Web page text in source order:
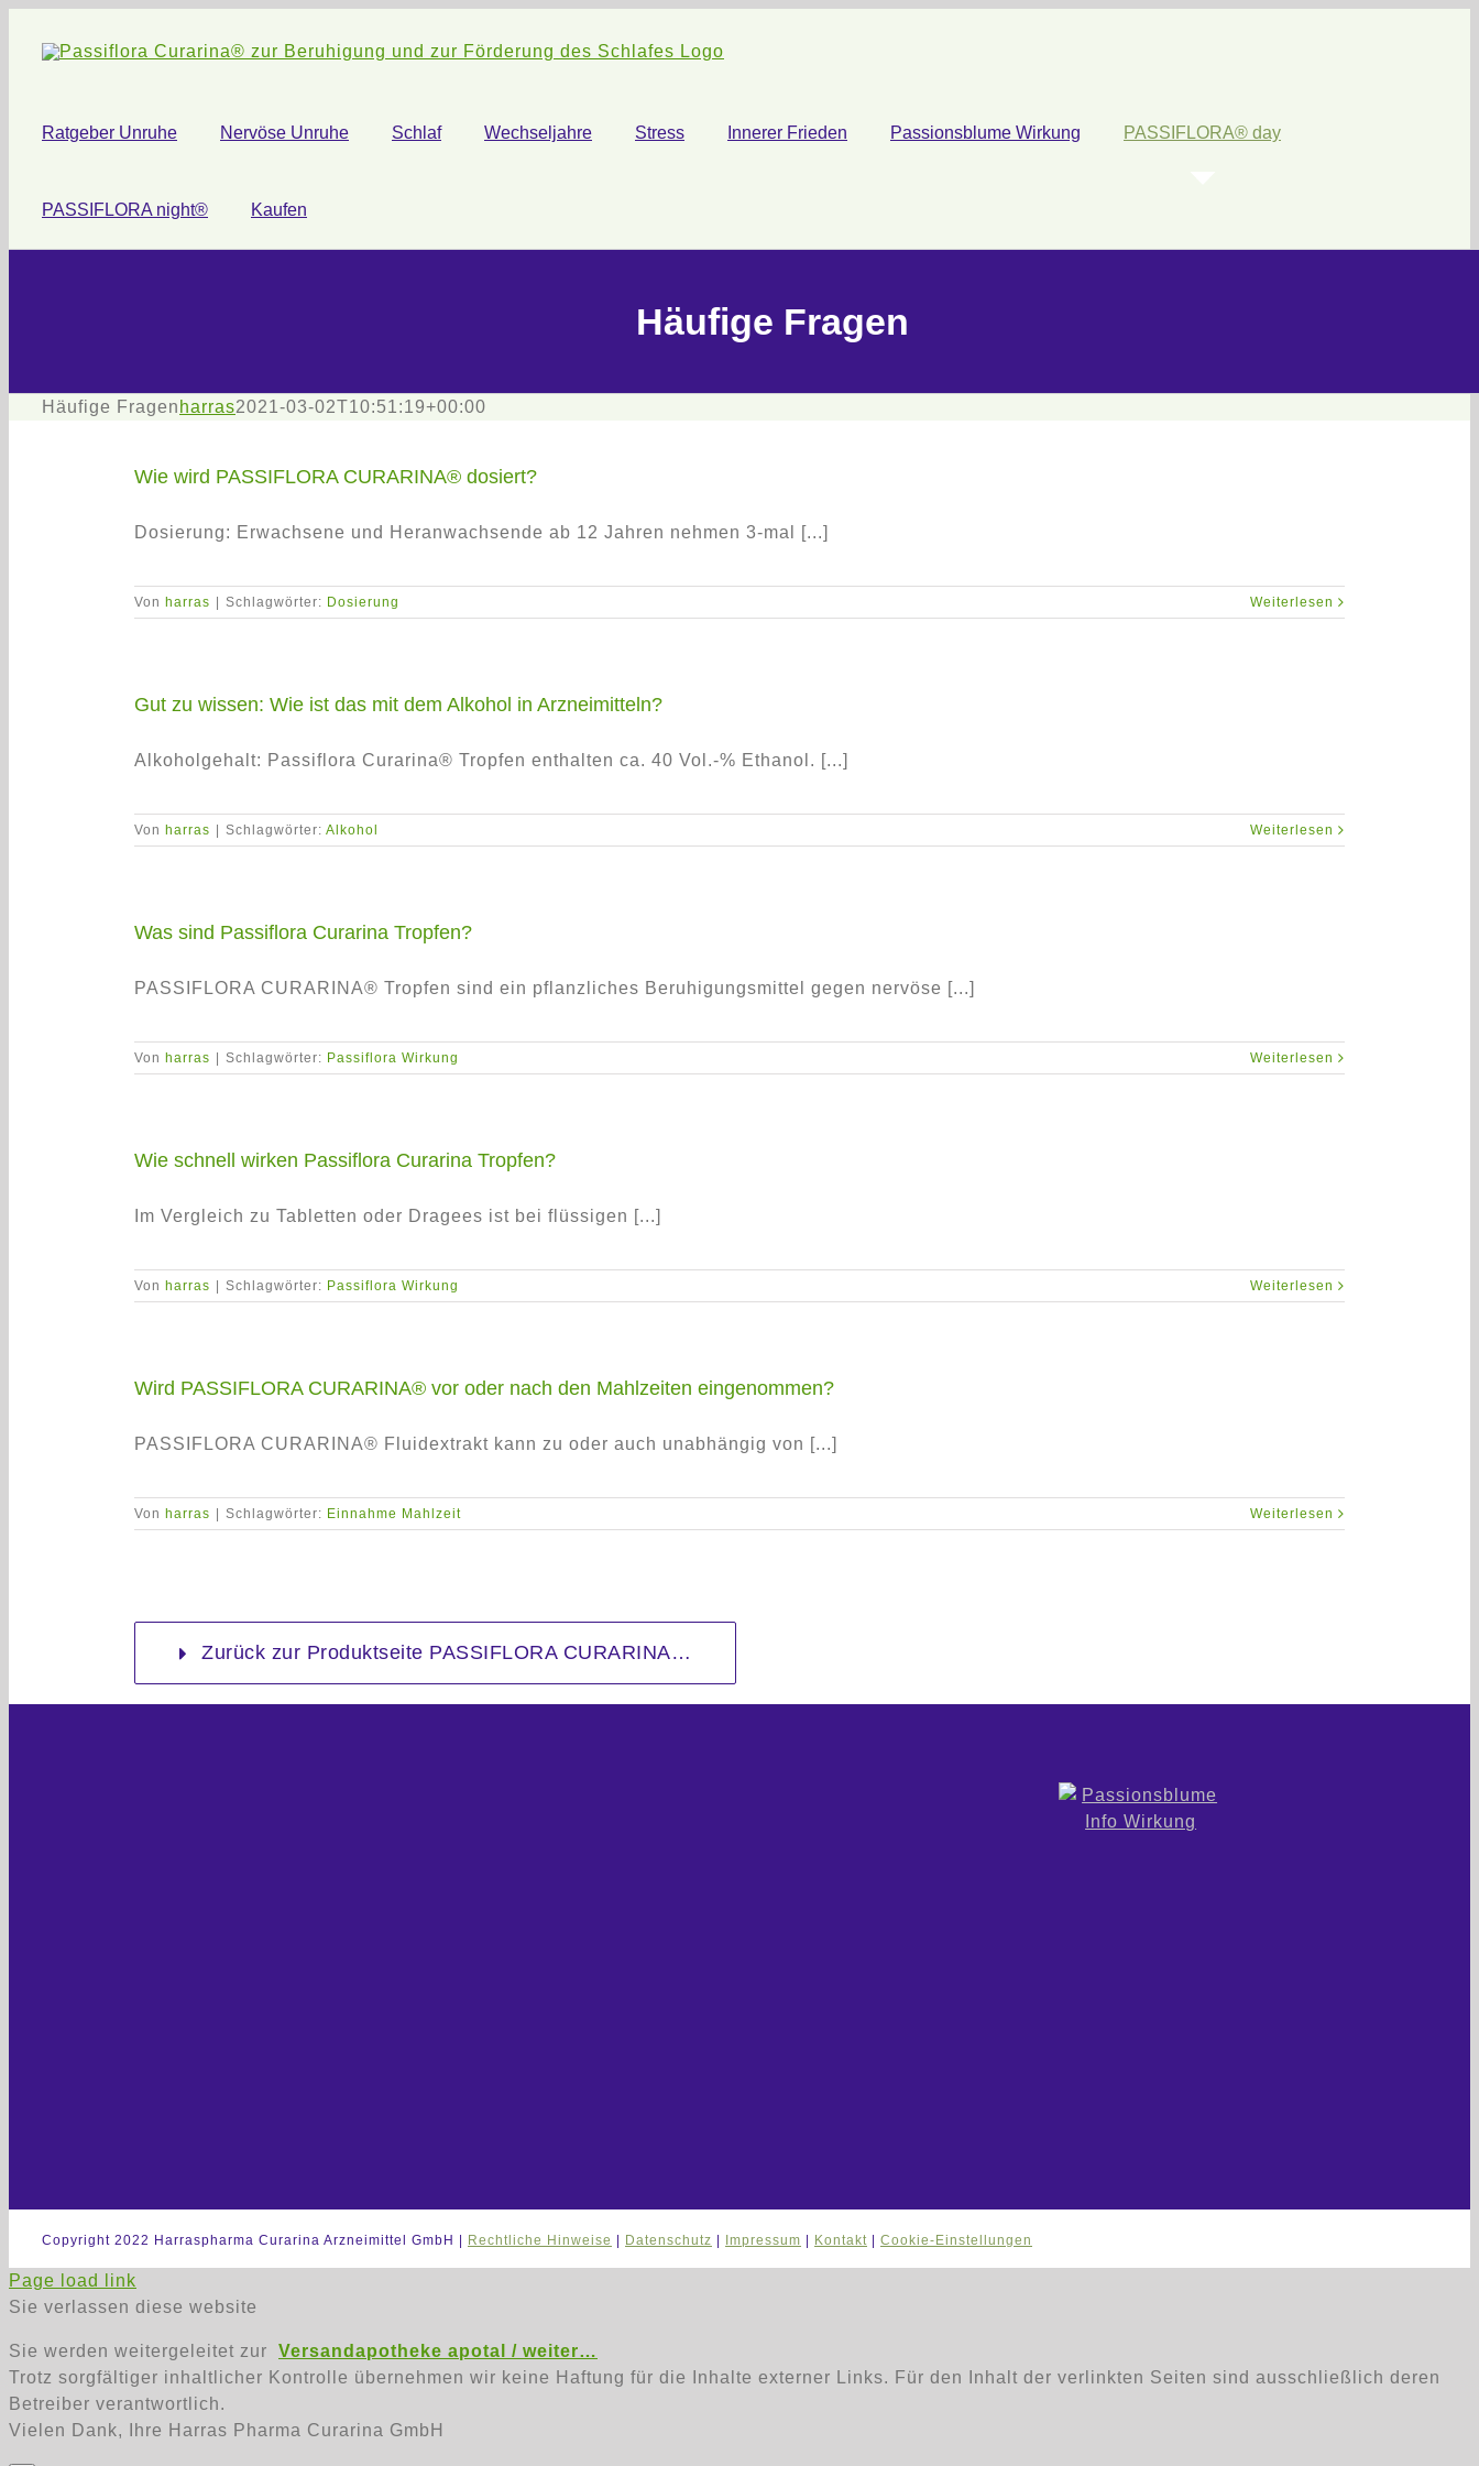
Inhalt
Ratgeber Unruhe Nervöse Unruhe Schlaf Wechseljahre Stress Innerer Frieden Passionsblume Wirkung PASSIFLORA® day
PASSIFLORA night® Kaufen
Häufige Fragen
Häufige Fragen harras2021-03-02T10:51:19+00:00
Wie wird PASSIFLORA CURARINA® dosiert?
Dosierung: Erwachsene und Heranwachsende ab 12 Jahren nehmen 3-mal [...]
Von harras Schlagwörter: Dosierung Weiterlesen
Gut zu wissen: Wie ist das mit dem Alkohol in Arzneimitteln?
Alkoholgehalt: Passiflora Curarina® Tropfen enthalten ca. 40 Vol.-% Ethanol. [...]
Von harras Schlagwörter: Alkohol Weiterlesen
Was sind Passiflora Curarina Tropfen?
PASSIFLORA CURARINA® Tropfen sind ein pflanzliches Beruhigungsmittel gegen nervöse [...]
Von harras Schlagwörter: Passiflora Wirkung Weiterlesen
Wie schnell wirken Passiflora Curarina Tropfen?
Im Vergleich zu Tabletten oder Dragees ist bei flüssigen [...]
Von harras Schlagwörter: Passiflora Wirkung Weiterlesen
Wird PASSIFLORA CURARINA® vor oder nach den Mahlzeiten eingenommen?
PASSIFLORA CURARINA® Fluidextrakt kann zu oder auch unabhängig von [...]
Von harras Schlagwörter: Einnahme Mahlzeit Weiterlesen
Zurück zur Produktseite PASSIFLORA CURARINA…
Copyright 2022 Harraspharma Curarina Arzneimittel GmbH | Rechtliche Hinweise Datenschutz Impressum Kontakt Cookie-Einstellungen
Page load link
Sie verlassen diese website
Sie werden weitergeleitet zur Versandapotheke apotal / weiter…
Trotz sorgfältiger inhaltlicher Kontrolle übernehmen wir keine Haftung für die Inhalte externer Links. Für den Inhalt der verlinkten Seiten sind ausschließlich deren
Betreiber verantwortlich.
Vielen Dank, Ihre Harras Pharma Curarina GmbH